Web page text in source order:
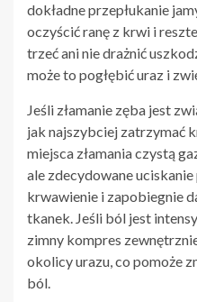
dokładne przepłukanie
oczyścić ranę z krwi i
trzeć ani nie drażnić
może to pogłębić uraz i
Jeśli złamanie zęba jest
jak najszybciej zatrzymać
miejsca złamania czystą
ale zdecydowane
krwawienie i zapobiegnie
tkanek. Jeśli ból jest
zimny kompres
okolicy urazu, co pomoże
ból.